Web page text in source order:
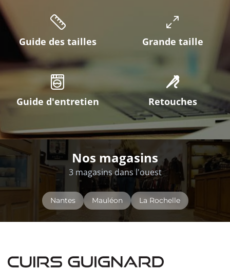
Guide des tailles Grande taille
Guide d'entretien Retouches
Nos magasins
3 magasins dans l'ouest
Nantes Mauléon La Rochelle